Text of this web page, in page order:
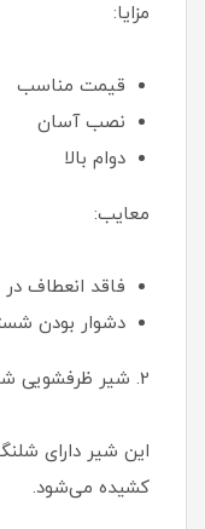
مزایا:
قیمت مناسب
نصب آسان
دوام بالا
معایب:
فاقد انعطاف
دشوار بودن
2. شیر ظرفشویی شلنگ‌دار (Pull-out)
این شیر دارای
کشیده می‌شود.